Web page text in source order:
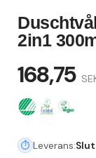
2in1
168,75
Leverans: